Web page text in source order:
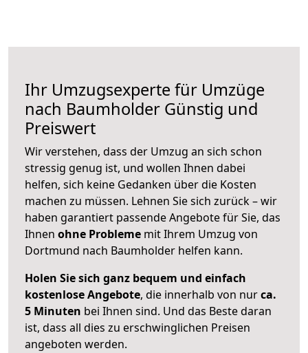
Ihr Umzugsexperte für Umzüge
nach Baumholder Günstig und
Preiswert
Wir verstehen, dass der Umzug an sich schon
stressig genug ist, und wollen Ihnen dabei
helfen, sich keine Gedanken über die Kosten
machen zu müssen. Lehnen Sie sich zurück – wir
haben garantiert passende Angebote für Sie, das
Ihnen ohne Probleme mit Ihrem Umzug von
Dortmund nach Baumholder helfen kann.
Holen Sie sich ganz bequem und einfach
kostenlose Angebote, die innerhalb von nurca.
5 Minuten bei Ihnen sind. Und das Beste daran
ist, dass all dies zu erschwinglichen Preisen
angeboten werden.